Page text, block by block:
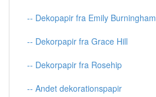
-- Dekopapir fra Emily Burningham
-- Dekorpapir fra Grace Hill
-- Dekorpapir fra Rosehip
-- Andet dekorationspapir